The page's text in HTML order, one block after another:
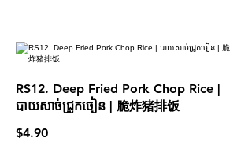
RS12. Deep Fried Pork Chop Rice |
បាយសាច់ជ្រូកចៀន | 脆炸猪排饭
$4.90